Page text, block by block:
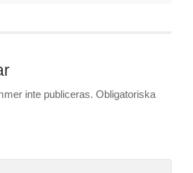
inte publiceras. Obligatoriska